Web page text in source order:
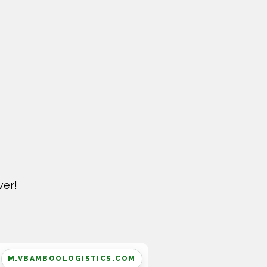
M.VBAMBOOLOGISTICS.COM